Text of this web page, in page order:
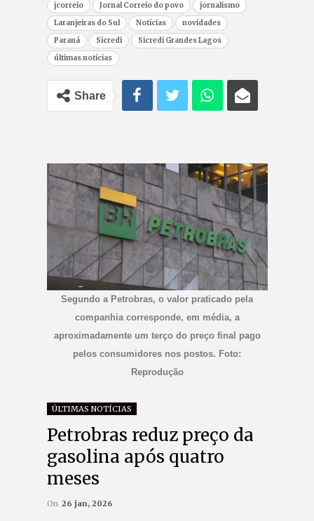
jcorreio
Jornal Correio do povo
jornalismo
Laranjeiras do Sul
Notícias
novidades
Paraná
Sicredi
Sicredi Grandes Lagos
últimas notícias
Share
Segundo a Petrobras, o valor praticado pela
companhia corresponde, em média, a
aproximadamente um terço do preço final pago
pelos consumidores nos postos. Foto:
Reprodução
ÚLTIMAS NOTÍCIAS
Petrobras reduz preço da
gasolina após quatro
meses
On 26 jan, 2026